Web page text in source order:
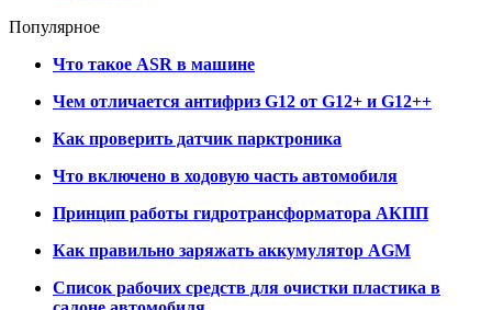
Популярное
Что такое ASR в машине
Чем отличается антифриз G12 от G12+ и G12++
Как проверить датчик парктроника
Что включено в ходовую часть автомобиля
Принцип работы гидротрансформатора АКПП
Как правильно заряжать аккумулятор AGM
Список рабочих средств для очистки пластика в